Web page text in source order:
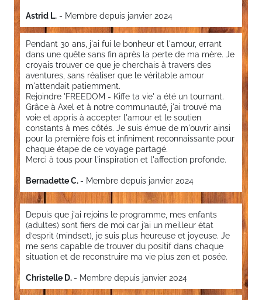
Astrid L. - Membre depuis janvier 2024
Pendant 30 ans, j'ai fui le bonheur et l'amour, errant
dans une quête sans fin après la perte de ma mère. Je
croyais trouver ce que je cherchais à travers des
aventures, sans réaliser que le véritable amour
m'attendait patiemment.
Rejoindre 'FREEDOM - Kiffe ta vie' a été un tournant.
Grâce à Axel et à notre communauté, j'ai trouvé ma
voie et appris à accepter l'amour et le soutien
constants à mes côtés. Je suis émue de m'ouvrir ainsi
pour la première fois et infiniment reconnaissante pour
chaque étape de ce voyage partagé.
Merci à tous pour l'inspiration et l'affection profonde.
Bernadette C. - Membre depuis janvier 2024
Depuis que j'ai rejoins le programme, mes enfants
(adultes) sont fiers de moi car j’ai un meilleur état
d’esprit (mindset), je suis plus heureuse et joyeuse. Je
me sens capable de trouver du positif dans chaque
situation et de reconstruire ma vie plus zen et posée.
Christelle D. - Membre depuis janvier 2024